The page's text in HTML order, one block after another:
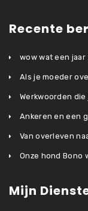
Recente
wow wat een jaar
Als je moeder
Werkwoorden
Ankeren en een
Van overleven
Onze hond Bono
Mijn